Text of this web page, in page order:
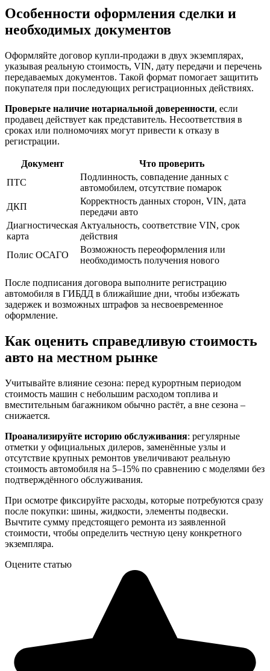
Особенности оформления сделки и
необходимых документов
Оформляйте договор купли-продажи в двух экземплярах,
указывая реальную стоимость, VIN, дату передачи и перечень
передаваемых документов. Такой формат помогает защитить
покупателя при последующих регистрационных действиях.
Проверьте наличие нотариальной доверенности, если
продавец действует как представитель. Несоответствия в
сроках или полномочиях могут привести к отказу в
регистрации.
Документ
Что проверить
ПТС
Подлинность, совпадение данных с
автомобилем, отсутствие помарок
ДКП
Корректность данных сторон, VIN, дата
передачи авто
Диагностическая
карта
Актуальность, соответствие VIN, срок
действия
Полис ОСАГО
Возможность переоформления или
необходимость получения нового
После подписания договора выполните регистрацию
автомобиля в ГИБДД в ближайшие дни, чтобы избежать
задержек и возможных штрафов за несвоевременное
оформление.
Как оценить справедливую стоимость
авто на местном рынке
Учитывайте влияние сезона: перед курортным периодом
стоимость машин с небольшим расходом топлива и
вместительным багажником обычно растёт, а вне сезона –
снижается.
Проанализируйте историю обслуживания: регулярные
отметки у официальных дилеров, заменённые узлы и
отсутствие крупных ремонтов увеличивают реальную
стоимость автомобиля на 5–15% по сравнению с моделями без
подтверждённого обслуживания.
При осмотре фиксируйте расходы, которые потребуются сразу
после покупки: шины, жидкости, элементы подвески.
Вычтите сумму предстоящего ремонта из заявленной
стоимости, чтобы определить честную цену конкретного
экземпляра.
Оцените статью